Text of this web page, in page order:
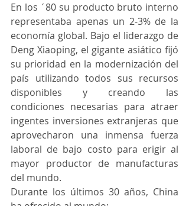
En los ´80 su producto bruto interno
representaba apenas un 2-3% de la
economía global. Bajo el liderazgo de
Deng Xiaoping, el gigante asiático fijó
su prioridad en la modernización del
país utilizando todos sus recursos
disponibles y creando las
condiciones necesarias para atraer
ingentes inversiones extranjeras que
aprovecharon una inmensa fuerza
laboral de bajo costo para erigir al
mayor productor de manufacturas
del mundo.
Durante los últimos 30 años, China